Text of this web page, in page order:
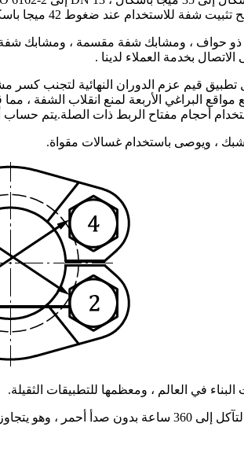
قيم عزم الدوران النهائية لتجنب كسر
البراغي الأربعة لمنع انقلاب الشفة ،
أحجام مفتاح الربط ذات الصلة.يتم
، ويوصى باستخدام غسالات مقواة.